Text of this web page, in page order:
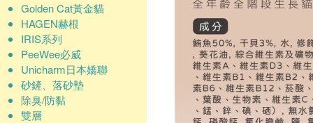
Golden Cat黃金貓
HAGEN赫根
IRIS系列
PeeWee必威
Unicharm日本嬌聯
砂鏟、落砂墊
除臭/防黏
雙層